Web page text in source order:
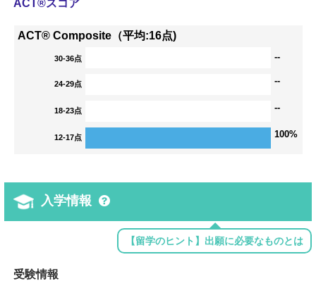
ACT®スコア
ACT® Composite（平均:16点)
30-36点 --
24-29点 --
18-23点 --
12-17点 100%
入学情報
【留学のヒント】出願に必要なものとは
受験情報